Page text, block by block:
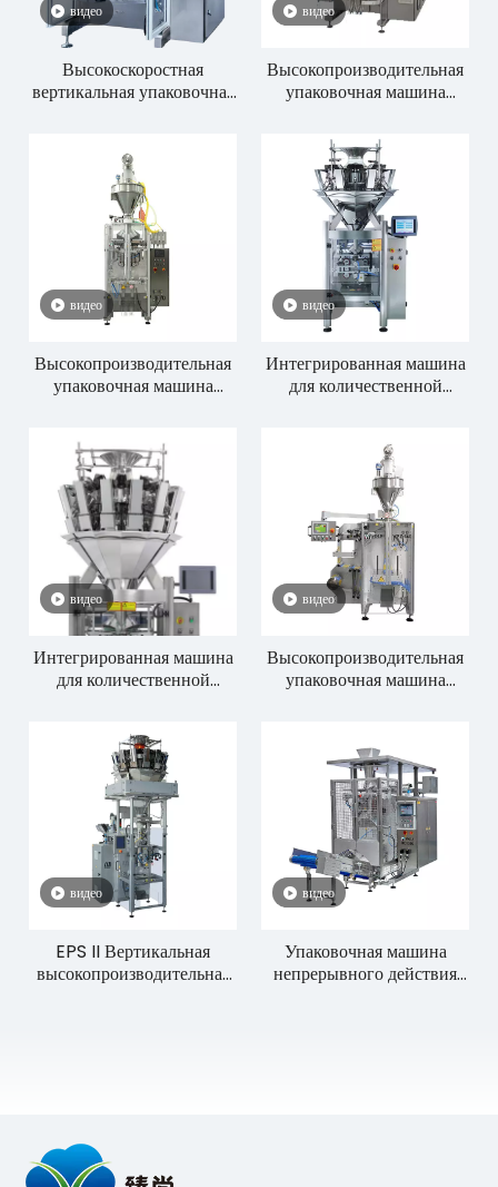
видео
Высокоскоростная
вертикальная упаковочная
видео
Высокопроизводительная
упаковочная машина
видео
Высокопроизводительная
упаковочная машина
видео
Интегрированная машина
для количественной
видео
Интегрированная машина
для количественной
видео
Высокопроизводительная
упаковочная машина
видео
EPS II Вертикальная
высокопроизводительная
видео
Упаковочная машина
непрерывного действия